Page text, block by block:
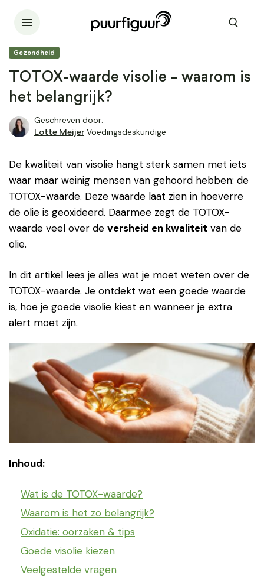
Gezondheid
TOTOX-waarde visolie – waarom is
het belangrijk?
Geschreven door:
Lotte Meijer Voedingsdeskundige
De kwaliteit van visolie hangt sterk samen met iets
waar maar weinig mensen van gehoord hebben: de
TOTOX-waarde. Deze waarde laat zien in hoeverre
de olie is geoxideerd. Daarmee zegt de TOTOX-
waarde veel over de versheid en kwaliteit van de
olie.
In dit artikel lees je alles wat je moet weten over de
TOTOX-waarde. Je ontdekt wat een goede waarde
is, hoe je goede visolie kiest en wanneer je extra
alert moet zijn.
Inhoud:
Wat is de TOTOX-waarde?
Waarom is het zo belangrijk?
Oxidatie: oorzaken & tips
Goede visolie kiezen
Veelgestelde vragen